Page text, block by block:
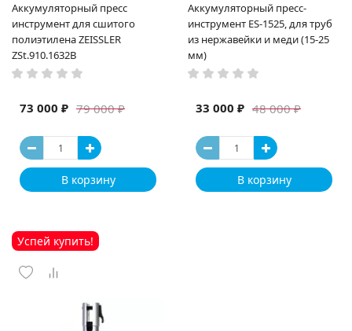
Аккумуляторный пресс
инструмент для сшитого
полиэтилена ZEISSLER
ZSt.910.1632B
79 000 ₽
73 000 ₽
В корзину
Аккумуляторный пресс-
инструмент ES-1525, для труб
из нержавейки и меди (15-25
мм)
48 000 ₽
33 000 ₽
В корзину
Успей купить!